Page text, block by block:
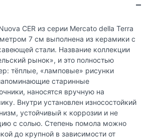
CER из серии Mercato della Terra
7 см выполнена из керамики с
стали. Название коллекции
рынок», и это полностью
тёплые, «ламповые» рисунки
старинные
наносятся вручную на
Внутри установлен износостойкий
устойчивый к коррозии и не
с солью. Степень помола можно
до крупной в зависимости от